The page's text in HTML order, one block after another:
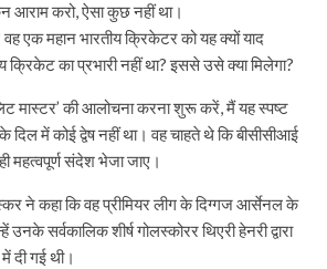
आराम करो, ऐसा कुछ नहीं था।
एक महान भारतीय क्रिकेटर को यह क्यों याद
क्रिकेट का प्रभारी नहीं था? इससे उसे क्या मिलेगा?
मास्टर’ की आलोचना करना शुरू करें, मैं यह स्पष्ट
दिल में कोई द्वेष नहीं था। वह चाहते थे कि बीसीसीआई
महत्वपूर्ण संदेश भेजा जाए।
ने कहा कि वह प्रीमियर लीग के दिग्गज आर्सेनल के
सर्वकालिक शीर्ष गोलस्कोरर थिएरी हेनरी द्वारा
दी गई थी।